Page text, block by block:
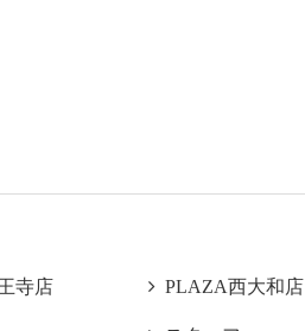
寺店  PLAZA西大和店